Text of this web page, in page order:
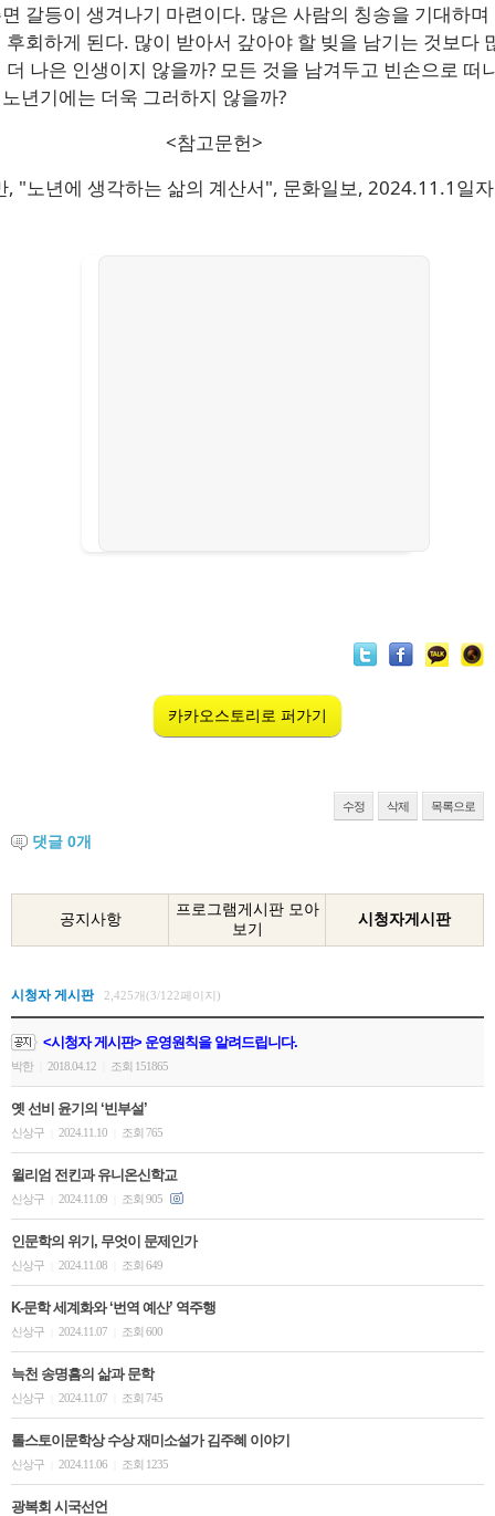
갈등이 생겨나기 마련이다. 많은 사람의 칭송을 기대하
후회하게 된다. 많이 받아서 갚아야 할 빚을 남기는 것보다
더 나은 인생이지 않을까? 모든 것을 남겨두고 빈손으로 떠
년기에는 더욱 그러하지 않을까?
고문헌>
"노년에 생각하는 삶의 계산서", 문화일보, 2024.11.1일
카카오스토리로 퍼가기
수정 삭제 목록으로
댓글 0개
공지사항
프로그램게시판 모아
보기
시청자게시판
시청자 게시판 2,425개(3/122페이지)
<시청자 게시판> 운영원칙을 알려드립니다.
박한 2018.04.12 조회 151865
옛 선비 윤기의 ‘빈부설’
신상구 2024.11.10 조회 765
윌리엄 전킨과 유니온신학교
신상구 2024.11.09 조회 905
인문학의 위기, 무엇이 문제인가
신상구 2024.11.08 조회 649
K-문학 세계화와 ‘번역 예산’ 역주행
신상구 2024.11.07 조회 600
늑천 송명흠의 삶과 문학
신상구 2024.11.07 조회 745
톨스토이문학상 수상 재미소설가 김주혜 이야기
신상구 2024.11.06 조회 1235
광복회 시국선언